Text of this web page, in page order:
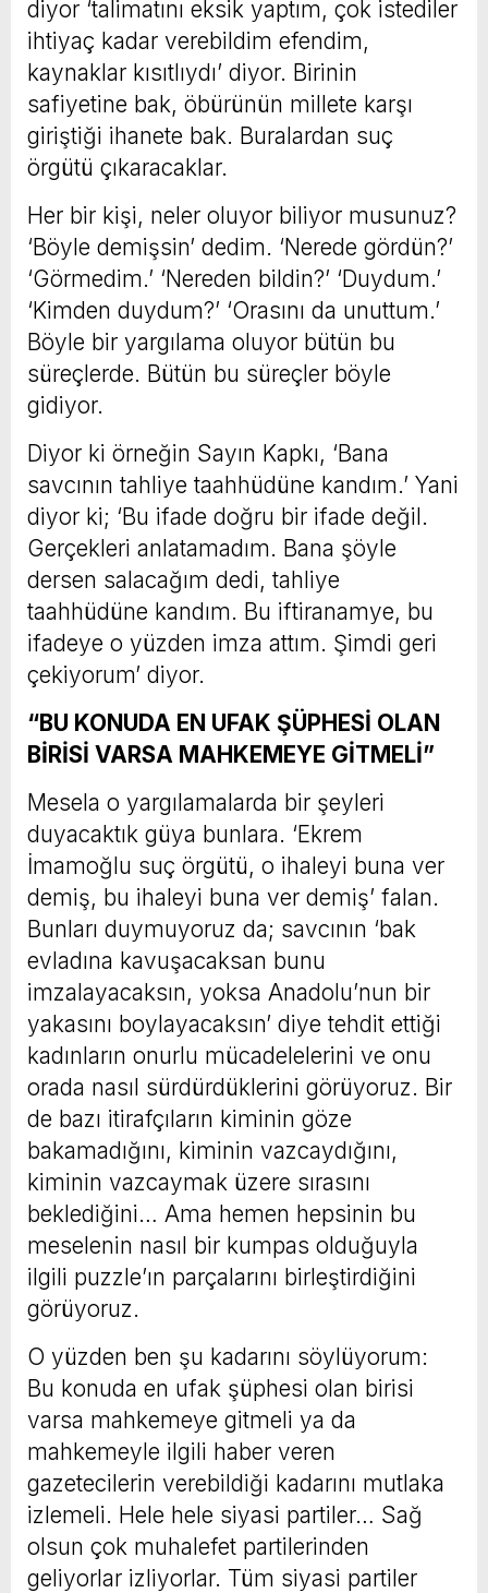
diyor ‘talimatını eksik yaptım, çok istediler
ihtiyaç kadar verebildim efendim,
kaynaklar kısıtlıydı’ diyor. Birinin
safiyetine bak, öbürünün millete karşı
giriştiği ihanete bak. Buralardan suç
örgütü çıkaracaklar.
Her bir kişi, neler oluyor biliyor musunuz?
‘Böyle demişsin’ dedim. ‘Nerede gördün?’
‘Görmedim.’ ‘Nereden bildin?’ ‘Duydum.’
‘Kimden duydum?’ ‘Orasını da unuttum.’
Böyle bir yargılama oluyor bütün bu
süreçlerde. Bütün bu süreçler böyle
gidiyor.
Diyor ki örneğin Sayın Kapkı, ‘Bana
savcının tahliye taahhüdüne kandım.’ Yani
diyor ki; ‘Bu ifade doğru bir ifade değil.
Gerçekleri anlatamadım. Bana şöyle
dersen salacağım dedi, tahliye
taahhüdüne kandım. Bu iftiranamye, bu
ifadeye o yüzden imza attım. Şimdi geri
çekiyorum’ diyor.
“BU KONUDA EN UFAK ŞÜPHESİ OLAN
BİRİSİ VARSA MAHKEMEYE GİTMELİ”
Mesela o yargılamalarda bir şeyleri
duyacaktık güya bunlara. ‘Ekrem
İmamoğlu suç örgütü, o ihaleyi buna ver
demiş, bu ihaleyi buna ver demiş’ falan.
Bunları duymuyoruz da; savcının ‘bak
evladına kavuşacaksan bunu
imzalayacaksın, yoksa Anadolu’nun bir
yakasını boylayacaksın’ diye tehdit ettiği
kadınların onurlu mücadelelerini ve onu
orada nasıl sürdürdüklerini görüyoruz. Bir
de bazı itirafçıların kiminin göze
bakamadığını, kiminin vazcaydığını,
kiminin vazcaymak üzere sırasını
beklediğini… Ama hemen hepsinin bu
meselenin nasıl bir kumpas olduğuyla
ilgili puzzle’ın parçalarını birleştirdiğini
görüyoruz.
O yüzden ben şu kadarını söylüyorum:
Bu konuda en ufak şüphesi olan birisi
varsa mahkemeye gitmeli ya da
mahkemeyle ilgili haber veren
gazetecilerin verebildiği kadarını mutlaka
izlemeli. Hele hele siyasi partiler… Sağ
olsun çok muhalefet partilerinden
geliyorlar izliyorlar. Tüm siyasi partiler